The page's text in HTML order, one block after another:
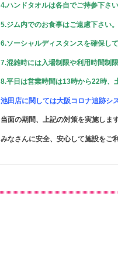
4.ハンドタオルは各自でご持参下さい
5.ジム内でのお食事はご遠慮下さい。
6.ソーシャルディスタンスを確保して
7.混雑時には入場制限や利用時間制
8.平日は営業時間は13時から22時、
池田店に関しては大阪コロナ追跡シ
当面の期間、上記の対策を実施します
みなさんに安全、安心して施設をご